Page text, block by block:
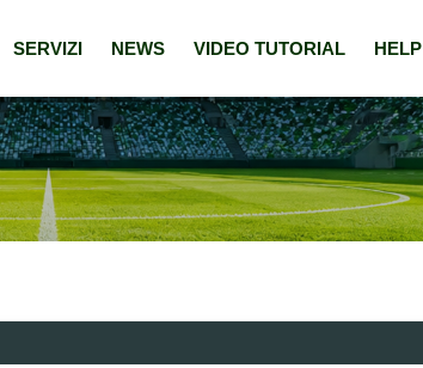
SERVIZI NEWS VIDEO TUTORIAL HELP